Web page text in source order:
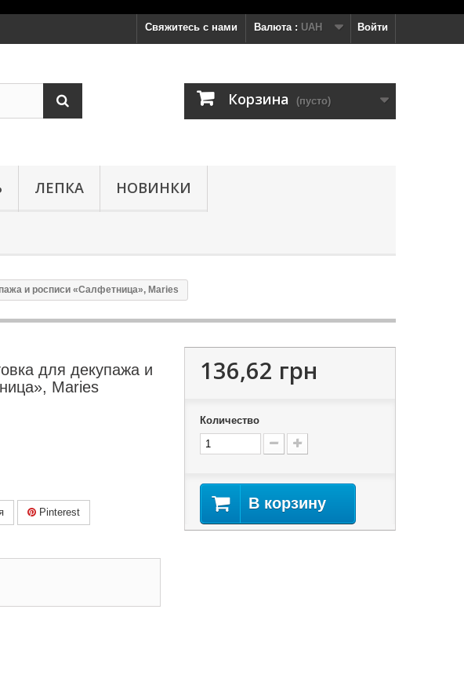
Войти
Валюта : UAH
Свяжитесь с нами
Корзина (пусто)
ЛЕПКА НОВИНКИ
и росписи «Салфетница», Maries
для декупажа и
Maries
Pinterest
136,62 грн
Количество
В корзину